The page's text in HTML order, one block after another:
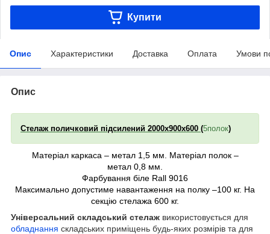
Купити
Опис Характеристики Доставка Оплата Умови
Опис
Стелаж поличковий підсилений 2000х900х600 (5полок)
Матеріал каркаса – метал 1,5 мм. Матеріал полок –
метал 0,8 мм.
Фарбування біле Rall 9016
Максимально допустиме навантаження на полку –100 кг. На
секцію стелажа 600 кг.
Універсальний складський стелаж використовується для
обладнання складських приміщень будь-яких розмірів та для